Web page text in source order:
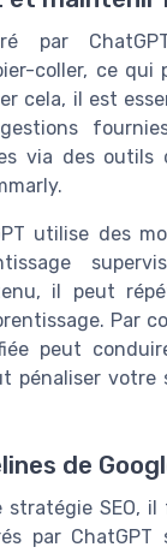
par
coller, ce qui
cela, il est
via des outils
utilise des
il peut
Par
peut
pénaliser votre
de
stratégie SEO,
par